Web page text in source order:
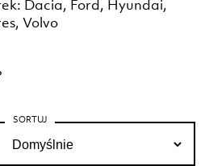
Dacia, Ford, Hyundai,
Volvo
SORTUJ